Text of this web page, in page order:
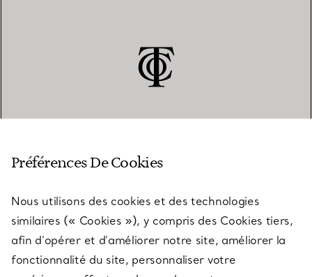
SERVICES
À PROPOS
Préférences De Cookies
Nous utilisons des cookies et des technologies
similaires (« Cookies »), y compris des Cookies tiers,
afin d’opérer et d’améliorer notre site, améliorer la
fonctionnalité du site, personnaliser votre